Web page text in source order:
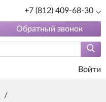
+7 (812) 409-68-30
Обратный звонок
Войти
/